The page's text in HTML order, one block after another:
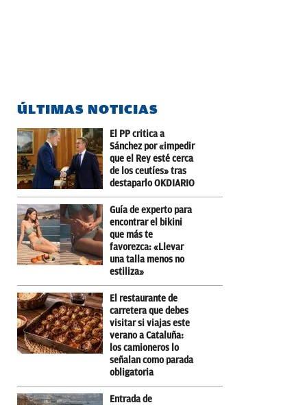
ÚLTIMAS NOTICIAS
El PP critica a
Sánchez por «impedir
que el Rey esté cerca
de los ceutíes» tras
destaparlo OKDIARIO
Guía de experto para
encontrar el bikini
que más te
favorezca: «Llevar
una talla menos no
estiliza»
El restaurante de
carretera que debes
visitar si viajas este
verano a Cataluña:
los camioneros lo
señalan como parada
obligatoria
Entrada de